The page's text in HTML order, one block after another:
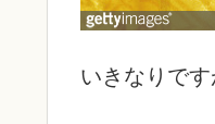
いきなりで